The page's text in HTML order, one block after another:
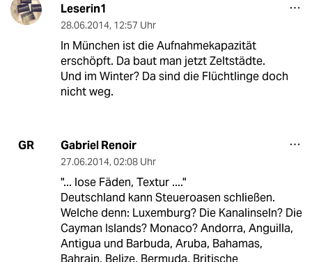
Leserin1
28.06.2014, 12:57 Uhr
In München ist die Aufnahmekapazität
erschöpft. Da baut man jetzt Zeltstädte.
Und im Winter? Da sind die Flüchtlinge doch
nicht weg.
GR Gabriel Renoir
27.06.2014, 02:08 Uhr
"... lose Fäden, Textur ...."
Deutschland kann Steueroasen schließen.
Welche denn: Luxemburg? Die Kanalinseln? Die
Cayman Islands? Monaco? Andorra, Anguilla,
Antigua und Barbuda, Aruba, Bahamas,
Bahrain, Belize, Bermuda, Britische